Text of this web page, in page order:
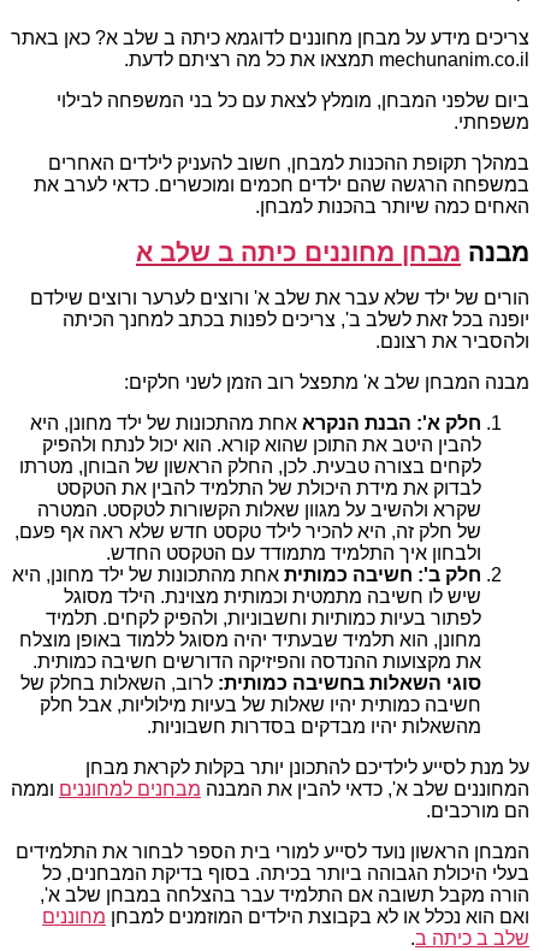
צריכים מידע על מבחן מחוננים לדוגמא כיתה ב שלב א? כאן באתר
mechunanim.co.il תמצאו את כל מה רציתם לדעת.
ביום שלפני המבחן, מומלץ לצאת עם כל בני המשפחה לבילוי
משפחתי.
במהלך תקופת ההכנות למבחן, חשוב להעניק לילדים האחרים
במשפחה הרגשה שהם ילדים חכמים ומוכשרים. כדאי לערב את
האחים כמה שיותר בהכנות למבחן.
מבנה מבחן מחוננים כיתה ב שלב א
הורים של ילד שלא עבר את שלב א' ורוצים לערער ורוצים שילדם
יופנה בכל זאת לשלב ב', צריכים לפנות בכתב למחנך הכיתה
ולהסביר את רצונם.
מבנה המבחן שלב א' מתפצל רוב הזמן לשני חלקים:
חלק א': הבנת הנקרא אחת מהתכונות של ילד מחונן, היא
להבין היטב את התוכן שהוא קורא. הוא יכול לנתח ולהפיק
לקחים בצורה טבעית. לכן, החלק הראשון של הבוחן, מטרתו
לבדוק את מידת היכולת של התלמיד להבין את הטקסט
שקרא ולהשיב על מגוון שאלות הקשורות לטקסט. המטרה
של חלק זה, היא להכיר לילד טקסט חדש שלא ראה אף פעם,
ולבחון איך התלמיד מתמודד עם הטקסט החדש.
חלק ב': חשיבה כמותית אחת מהתכונות של ילד מחונן, היא
שיש לו חשיבה מתמטית וכמותית מצוינת. הילד מסוגל
לפתור בעיות כמותיות וחשבוניות, ולהפיק לקחים. תלמיד
מחונן, הוא תלמיד שבעתיד יהיה מסוגל ללמוד באופן מוצלח
את מקצועות ההנדסה והפיזיקה הדורשים חשיבה כמותית.
סוגי השאלות בחשיבה כמותית: לרוב, השאלות בחלק של
חשיבה כמותית יהיו שאלות של בעיות מילוליות, אבל חלק
מהשאלות יהיו מבדקים בסדרות חשבוניות.
על מנת לסייע לילדיכם להתכונן יותר בקלות לקראת מבחן
המחוננים שלב א', כדאי להבין את המבנה מבחנים למחוננים וממה
הם מורכבים.
המבחן הראשון נועד לסייע למורי בית הספר לבחור את התלמידים
בעלי היכולת הגבוהה ביותר בכיתה. בסוף בדיקת המבחנים, כל
הורה מקבל תשובה אם התלמיד עבר בהצלחה במבחן שלב א',
ואם הוא נכלל או לא בקבוצת הילדים המוזמנים למבחן מחוננים
שלב ב כיתה ב.